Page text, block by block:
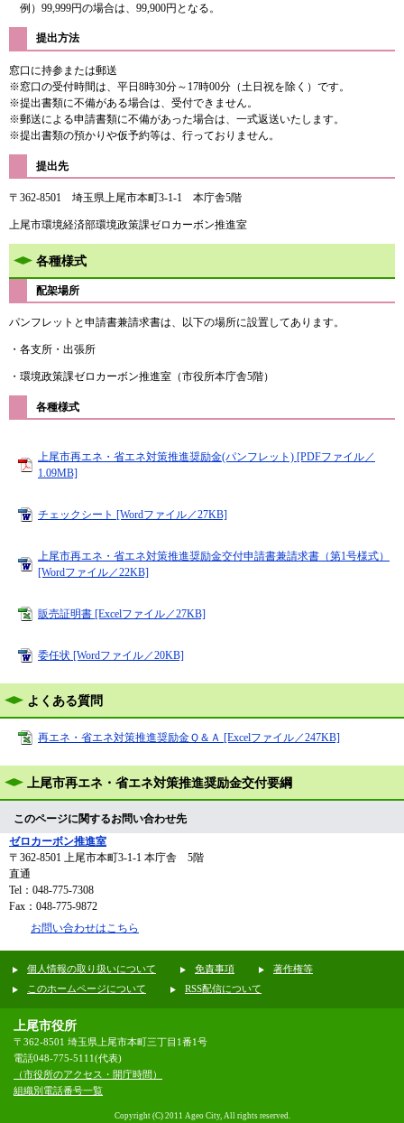
例）99,999円の場合は、99,900円となる。
提出方法
窓口に持参または郵送
※窓口の受付時間は、平日8時30分～17時00分（土日祝を除く）です。
※提出書類に不備がある場合は、受付できません。
※郵送による申請書類に不備があった場合は、一式返送いたします。
※提出書類の預かりや仮予約等は、行っておりません。
提出先
〒362-8501 埼玉県上尾市本町3-1-1 本庁舎5階
上尾市環境経済部環境政策課ゼロカーボン推進室
各種様式
配架場所
パンフレットと申請書兼請求書は、以下の場所に設置してあります。
・各支所・出張所
・環境政策課ゼロカーボン推進室（市役所本庁舎5階）
各種様式
上尾市再エネ・省エネ対策推進奨励金(パンフレット) [PDFファイル／
1.09MB]
チェックシート [Wordファイル／27KB]
上尾市再エネ・省エネ対策推進奨励金交付申請書兼請求書（第1号様式）
[Wordファイル／22KB]
販売証明書 [Excelファイル／27KB]
委任状 [Wordファイル／20KB]
よくある質問
再エネ・省エネ対策推進奨励金Ｑ＆Ａ [Excelファイル／247KB]
上尾市再エネ・省エネ対策推進奨励金交付要綱
このページに関するお問い合わせ先
ゼロカーボン推進室
〒362-8501 上尾市本町3-1-1 本庁舎 5階
直通
Tel：048-775-7308
Fax：048-775-9872
お問い合わせはこちら
個人情報の取り扱いについて 免責事項
著作権等
このホームページについて
RSS配信について
上尾市役所
〒362-8501 埼玉県上尾市本町三丁目1番1号
電話048-775-5111(代表)
（市役所のアクセス・開庁時間）
組織別電話番号一覧
Copyright (C) 2011 Ageo City, All rights reserved.